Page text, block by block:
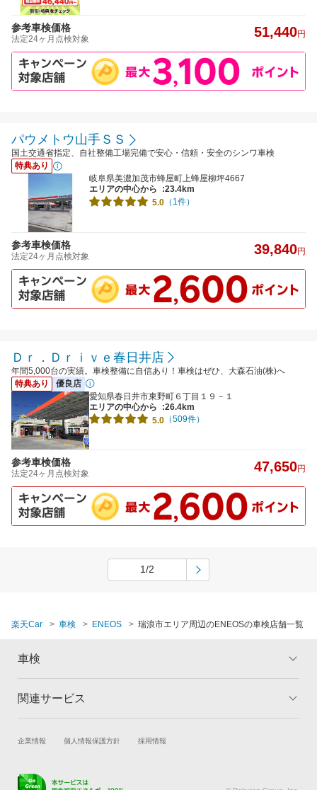
参考車検価格
法定24ヶ月点検対象 51,440円
パウメトウ山手ＳＳ
国土交通省指定、自社整備工場完備で安心・信頼・安全のシンワ車検
特典あり
岐阜県美濃加茂市蜂屋町上蜂屋柳坪4667
エリアの中心から
:23.4km
5.0 （1件）
参考車検価格
法定24ヶ月点検対象 39,840円
Ｄｒ．Ｄｒｉｖｅ春日井店
年間5,000台の実績。車検整備に自信あり！車検はぜひ、大森石油(株)へ
特典あり
優良店
愛知県春日井市東野町６丁目１９－１
エリアの中心から
:26.4km
5.0 （509件）
参考車検価格
法定24ヶ月点検対象 47,650円
1/2
楽天Car 車検 ENEOS 瑞浪市エリア周辺のENEOSの車検店舗一覧
車検
トップ
車検の基礎知識 キャンペーン一覧
関連サービス
試乗・商談 新車購入
キズ修理予約
企業情報 個人情報保護方針 採用情報